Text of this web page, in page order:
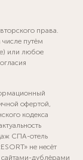
права.
путём
или любое
офертой,
кодекса
СПА-отель
не несёт
сайтами-дублёрами